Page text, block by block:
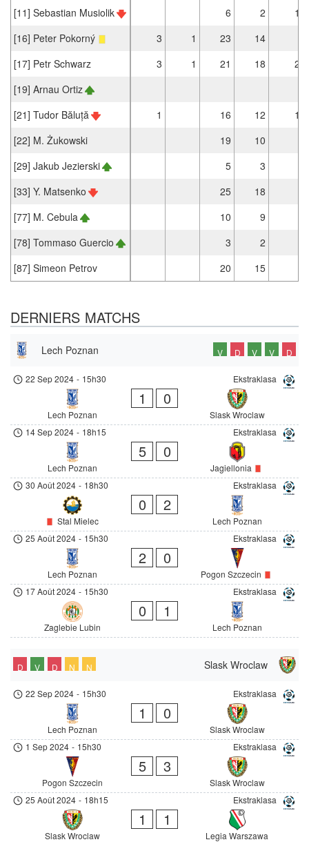
[11] Sebastian Musiolik 6 2
1
[16] Peter Pokorný
3 1 23
14
[17] Petr Schwarz
3 1 21 18
2
[19] Arnau Ortiz
[21] Tudor Băluță
1 16 12
1
[22] M. Żukowski
19
10
[29] Jakub Jezierski
5
3
[33] Y. Matsenko
25
18
[77] M. Cebula
10
9
[78] Tommaso Guercio
3
2
[87] Simeon Petrov
20 15
DERNIERS MATCHS
Lech Poznan V D V V D
Ekstraklasa
22 Sep 2024 - 15h30
Lech Poznan
1 0
Slask Wroclaw
Ekstraklasa
14 Sep 2024 - 18h15
Lech Poznan
5 0
Jagiellonia
Ekstraklasa
30 Août 2024 - 18h30
Stal Mielec
0 2
Lech Poznan
Ekstraklasa
25 Août 2024 - 15h30
Lech Poznan
2 0
Pogon Szczecin
Ekstraklasa
17 Août 2024 - 15h30
Zaglebie Lubin
0 1
Lech Poznan
Slask Wroclaw
D V D N N
Ekstraklasa
22 Sep 2024 - 15h30
Lech Poznan
1 0
Slask Wroclaw
Ekstraklasa
1 Sep 2024 - 15h30
Pogon Szczecin
5 3
Slask Wroclaw
Ekstraklasa
25 Août 2024 - 18h15
Slask Wroclaw
1 1
Legia Warszawa